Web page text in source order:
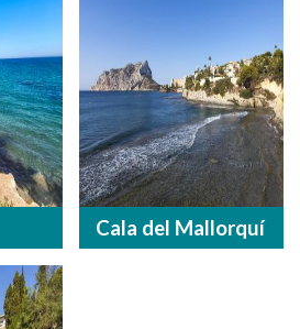
Cala del Mallorquí